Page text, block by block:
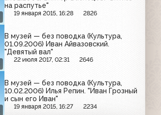
на распутье"
19 января 2015, 16:28 2826
В музей — без поводка (Культура,
01.09.2006) Иван Айвазовский.
"Девятый вал"
22 июля 2017, 02:31 2646
В музей — без поводка (Культура,
10.02.2006) Илья Репин. "Иван Грозный
и сын его Иван"
19 января 2015, 16:27 2234